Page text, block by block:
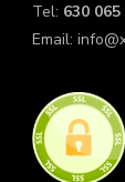
Tel: 630
Email: